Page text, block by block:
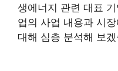
생에너지 관련 대표
업의 사업 내용과 시
대해 심층 분석해 보